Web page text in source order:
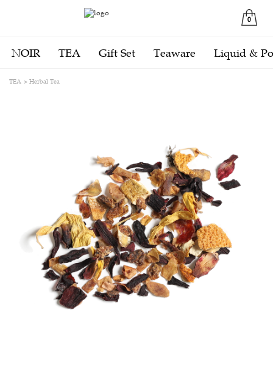
0
NOIR TEA Gift Set Teaware Liquid &
TEA Herbal Tea